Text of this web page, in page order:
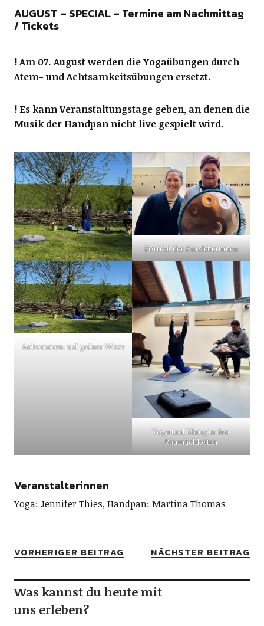
AUGUST – SPECIAL – Termine am Nachmittag
/ Tickets
! Am 07. August werden die Yogaübungen durch
Atem- und Achtsamkeitsübungen ersetzt.
! Es kann Veranstaltungstage geben, an denen die
Musik der Handpan nicht live gespielt wird.
Portrait der Kursleiterinnen
Ankommen. auf grüner Wiese
Yoga und Klang in den
Räumlichkeiten
Veranstalterinnen
Yoga: Jennifer Thies, Handpan: Martina Thomas
VORHERIGER BEITRAG NÄCHSTER BEITRAG
Was kannst du heute mit
uns erleben?